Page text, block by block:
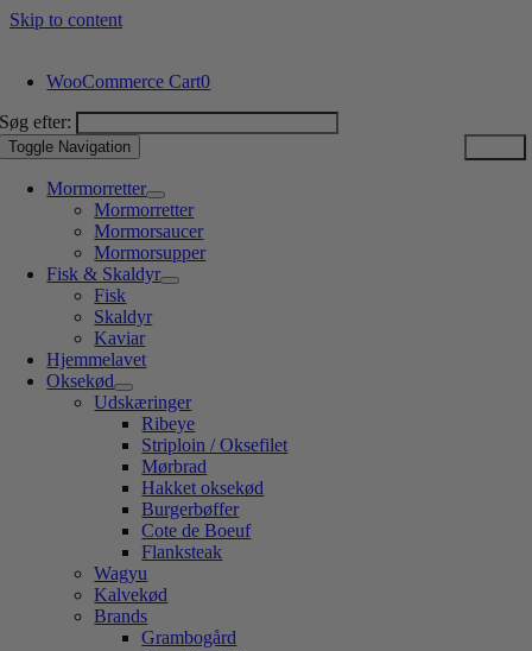
Skip to content
WooCommerce Cart0
Søg efter:
Toggle Navigation
Mormorretter
Mormorretter
Mormorsaucer
Mormorsupper
Fisk & Skaldyr
Fisk
Skaldyr
Kaviar
Hjemmelavet
Oksekød
Udskæringer
Ribeye
Striploin / Oksefilet
Mørbrad
Hakket oksekød
Burgerbøffer
Cote de Boeuf
Flanksteak
Wagyu
Kalvekød
Brands
Grambogård